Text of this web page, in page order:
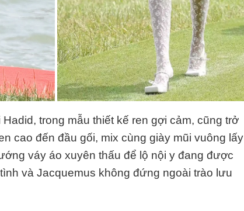
trong mẫu thiết kế ren gợi cảm, cũng trở
cao đến đầu gối, mix cùng giày mũi vuông lấy
váy áo xuyên thấu để lộ nội y đang được
và Jacquemus không đứng ngoài trào lưu